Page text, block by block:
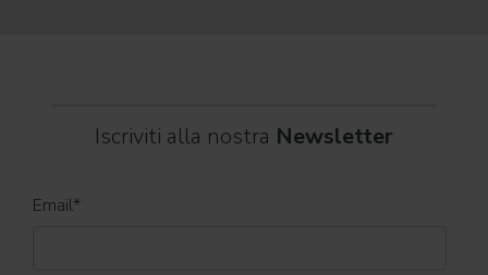
Iscriviti alla nostra Newsletter
Email*